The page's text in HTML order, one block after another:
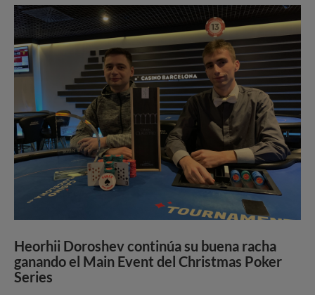
Heorhii Doroshev continúa su buena racha
ganando el Main Event del Christmas Poker
Series